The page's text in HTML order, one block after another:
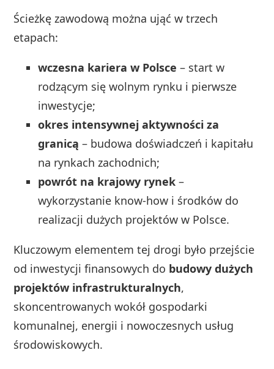
Ścieżkę zawodową można ująć w trzech
etapach:
wczesna kariera w Polsce – start w
rodzącym się wolnym rynku i pierwsze
inwestycje;
okres intensywnej aktywności za
granicą – budowa doświadczeń i kapitału
na rynkach zachodnich;
powrót na krajowy rynek –
wykorzystanie know‑how i środków do
realizacji dużych projektów w Polsce.
Kluczowym elementem tej drogi było przejście
od inwestycji finansowych do budowy dużych
projektów infrastrukturalnych,
skoncentrowanych wokół gospodarki
komunalnej, energii i nowoczesnych usług
środowiskowych.